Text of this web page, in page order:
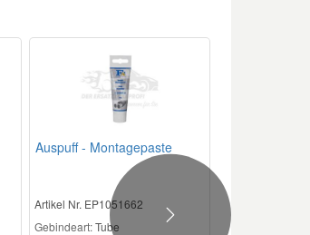
Auspuff - Montagepaste
Artikel Nr. EP1051662
Gebindeart:Tube
Next